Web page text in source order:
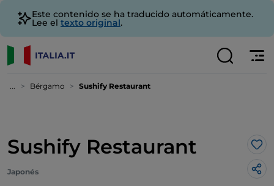
Este contenido se ha traducido automáticamente.
Lee el texto original.
... Bérgamo Sushify Restaurant
Sushify Restaurant Me
Japonés